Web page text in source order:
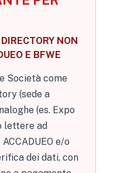
NON
E BFWE
Società come
(sede a
(es. Expo
lettere ad
e/o
dei dati, con